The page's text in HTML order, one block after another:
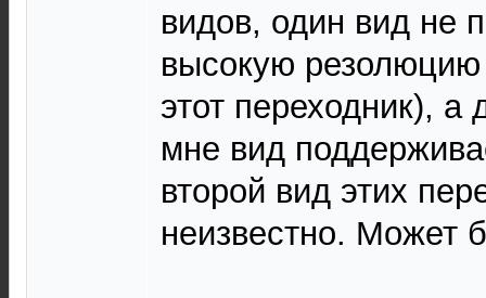
видов, один вид не
высокую
этот переходник), а
мне вид
второй вид этих
неизвестно. Может